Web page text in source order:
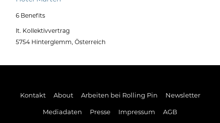
6 Benefits
lt. Kollektivvertrag
5754 Hinterglemm, Österreich
Kontakt About Arbeiten bei Rolling Pin
Newsletter
Mediadaten
Presse Impressum
AGB